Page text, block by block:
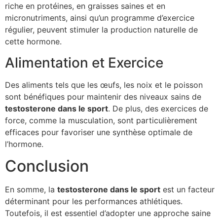
riche en protéines, en graisses saines et en
micronutriments, ainsi qu’un programme d’exercice
régulier, peuvent stimuler la production naturelle de
cette hormone.
Alimentation et Exercice
Des aliments tels que les œufs, les noix et le poisson
sont bénéfiques pour maintenir des niveaux sains de
testosterone dans le sport. De plus, des exercices de
force, comme la musculation, sont particulièrement
efficaces pour favoriser une synthèse optimale de
l’hormone.
Conclusion
En somme, la testosterone dans le sport est un facteur
déterminant pour les performances athlétiques.
Toutefois, il est essentiel d’adopter une approche saine